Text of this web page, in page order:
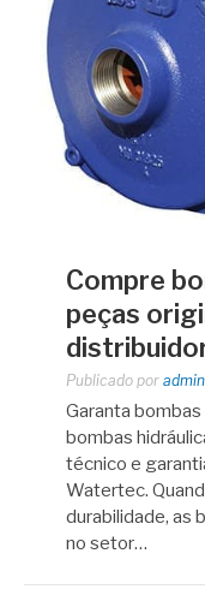
Compre
peças
Publicado por admin
Garanta
bombas
técnico e
Watertec.
durabilidade, as
no setor…